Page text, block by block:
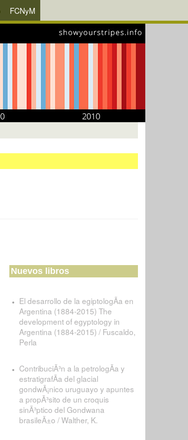
FCNyM
Nuevos libros
El desarrollo de la egiptologÃ­a en
Argentina (1884-2015) The
development of egyptology in
Argentina (1884-2015) / Fuscaldo,
Perla
ContribuciÃ³n a la petrologÃ­a y
estratigrafÃ­a del glacial
gondwÃ¡nico uruguayo y apuntes
a propÃ³sito de un croquis
sinÃ³ptico del Gondwana
brasileÃ±o / Walther, K.